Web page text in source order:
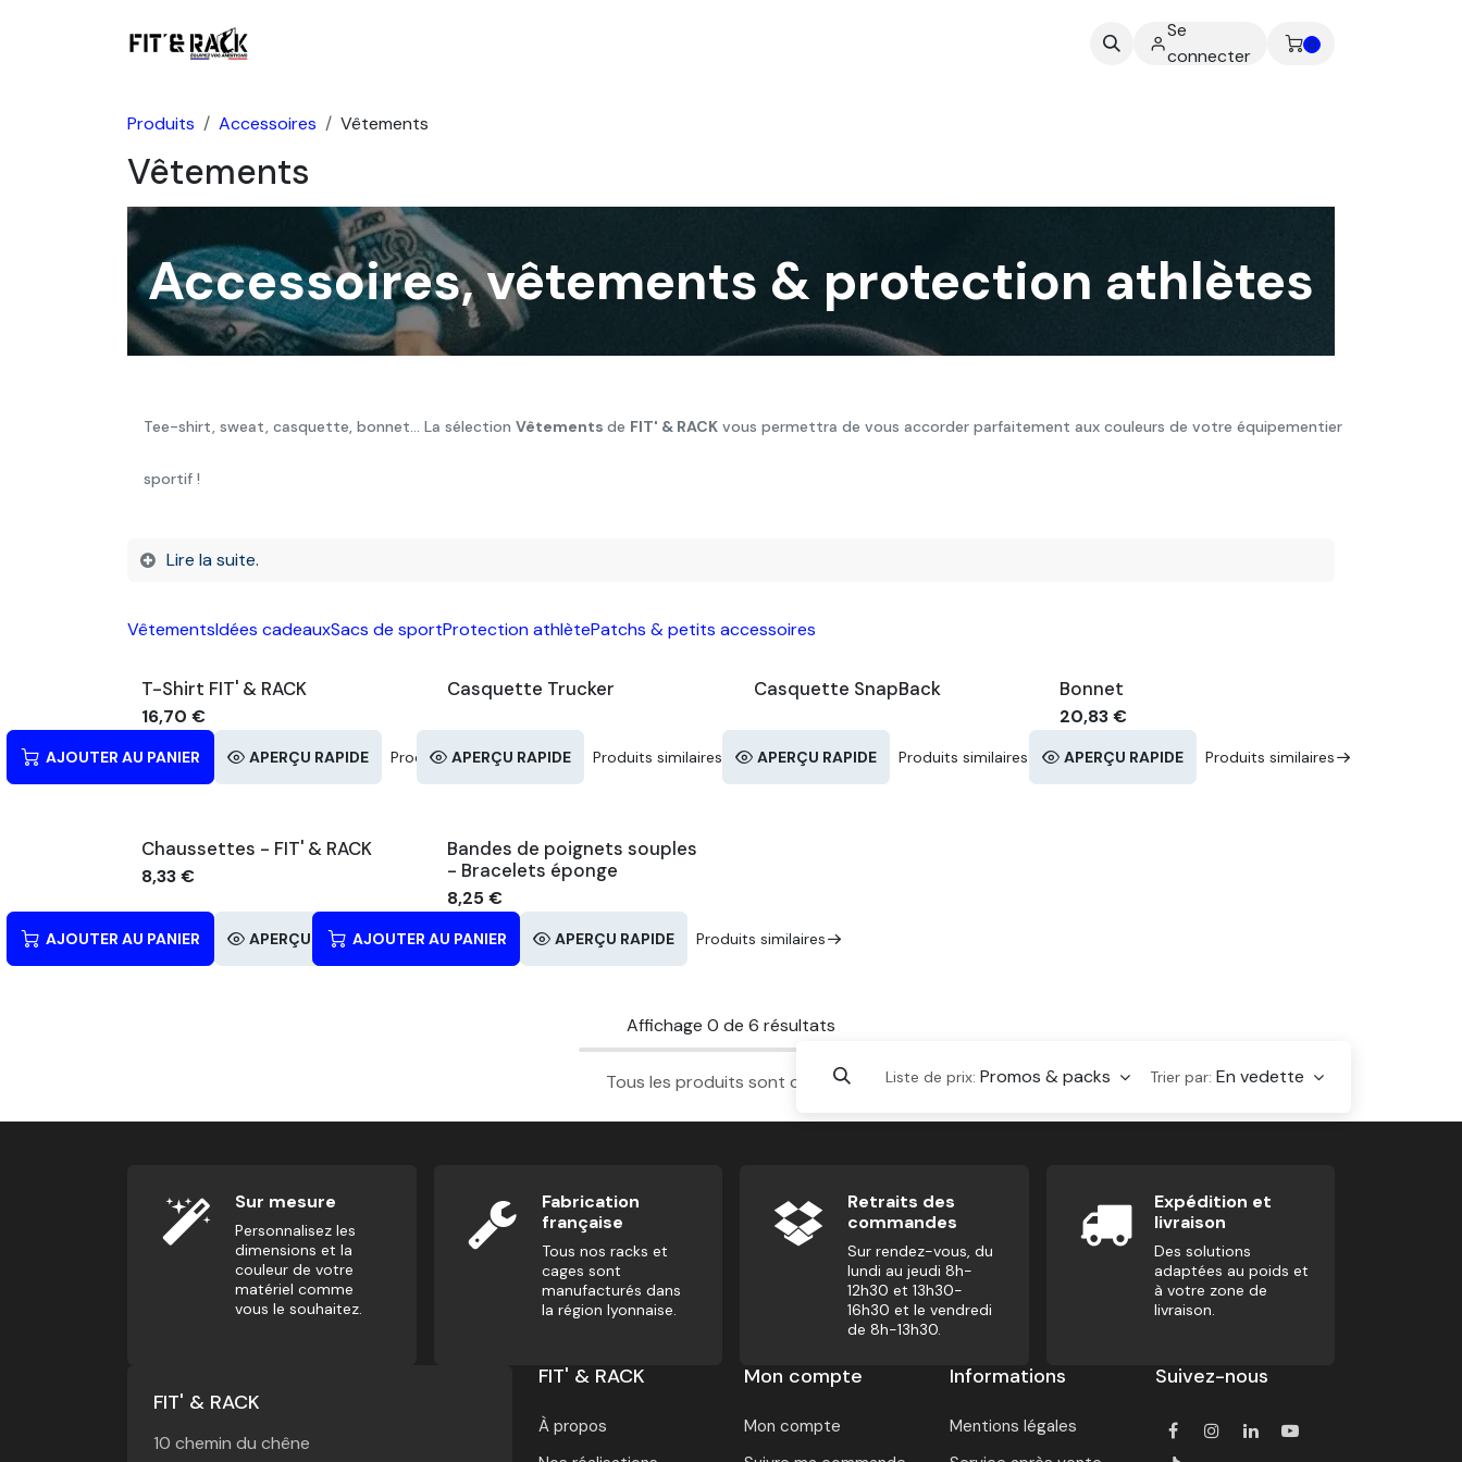
Se
connecter
0
Produits Accessoires Vêtements
Vêtements
Accessoires, vêtements & protection athlètes
Tee-shirt, sweat, casquette, bonnet… La sélection Vêtements de FIT' & RACK vous permettra de vous accorder parfaitement aux couleurs de votre équipementier
sportif !
Lire la suite.
VêtementsIdées cadeauxSacs de sportProtection athlètePatchs & petits accessoires
T-Shirt FIT' & RACK
16,70 €
AJOUTER AU PANIER Produits similaires
APERÇU RAPIDE
Casquette Trucker
Produits similaires
APERÇU RAPIDE
Casquette SnapBack
Produits similaires
APERÇU RAPIDE
Bonnet
20,83€
Produits similaires
APERÇU RAPIDE
Chaussettes - FIT' & RACK
8,33€
AJOUTER AU PANIER Produits similaires
APERÇU RAPIDE
Bandes de poignets souples
- Bracelets éponge
8,25€
AJOUTER AU PANIER Produits similaires
APERÇU RAPIDE
Affichage 0 de 6 résultats
Tous les produits sont chargés. Liste de prix: Promos & packs Trier par: En vedette
Sur mesure
Personnalisez les
dimensions et la
couleur de votre
matériel comme
vous le souhaitez.
Fabrication
française
Tous nos racks et
cages sont
manufacturés dans
la région lyonnaise.
Retraits des
commandes
Sur rendez-vous, du
lundi au jeudi 8h-
12h30 et 13h30-
16h30 et le vendredi
de 8h-13h30.
Expédition et
livraison
Des solutions
adaptées au poids et
à votre zone de
livraison.
FIT' & RACK
10 chemin du chêne
FIT' & RACK
À propos
Mon compte
Mon compte
Informations
Mentions légales
Suivez-nous